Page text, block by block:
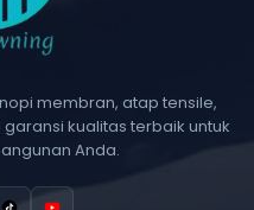
membran, atap tensile,
kualitas terbaik untuk
Anda.